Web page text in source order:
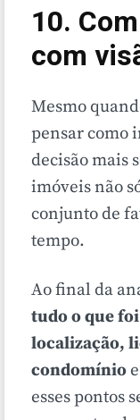
10.
com
Mesmo
pensar como
decisão mais
imóveis não
conjunto de
tempo.
Ao final da
tudo o que
localização,
condomínio
esses pontos